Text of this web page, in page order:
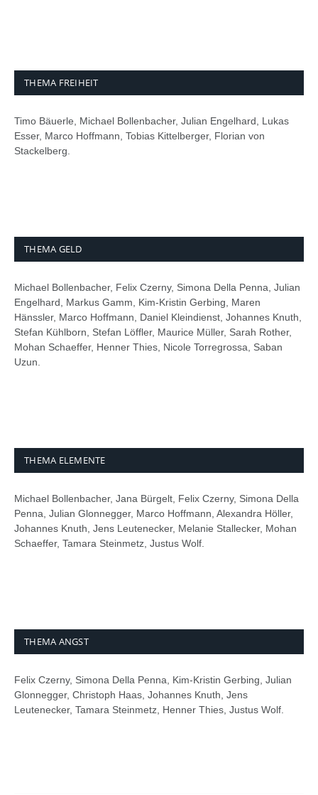
THEMA FREIHEIT
Timo Bäuerle, Michael Bollenbacher, Julian Engelhard, Lukas
Esser, Marco Hoffmann, Tobias Kittelberger, Florian von
Stackelberg.
THEMA GELD
Michael Bollenbacher, Felix Czerny, Simona Della Penna, Julian
Engelhard, Markus Gamm, Kim-Kristin Gerbing, Maren
Hänssler, Marco Hoffmann, Daniel Kleindienst, Johannes Knuth,
Stefan Kühlborn, Stefan Löffler, Maurice Müller, Sarah Rother,
Mohan Schaeffer, Henner Thies, Nicole Torregrossa, Saban
Uzun.
THEMA ELEMENTE
Michael Bollenbacher, Jana Bürgelt, Felix Czerny, Simona Della
Penna, Julian Glonnegger, Marco Hoffmann, Alexandra Höller,
Johannes Knuth, Jens Leutenecker, Melanie Stallecker, Mohan
Schaeffer, Tamara Steinmetz, Justus Wolf.
THEMA ANGST
Felix Czerny, Simona Della Penna, Kim-Kristin Gerbing, Julian
Glonnegger, Christoph Haas, Johannes Knuth, Jens
Leutenecker, Tamara Steinmetz, Henner Thies, Justus Wolf.